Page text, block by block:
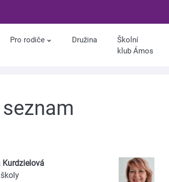
Pro rodiče Družina
Školní
klub Ámos
Kurdzielová